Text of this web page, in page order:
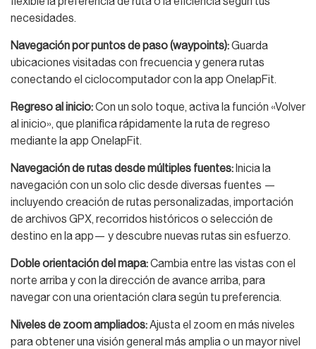
necesidades.
Navegación por puntos de paso (waypoints):Guarda
ubicaciones visitadas con frecuencia y genera rutas
conectando el ciclocomputador con la app OnelapFit.
Regreso al inicio:Con un solo toque, activa la función «Volver
al inicio», que planifica rápidamente la ruta de regreso
mediante la app OnelapFit.
Navegación de rutas desde múltiples fuentes:Inicia la
navegación con un solo clic desde diversas fuentes —
incluyendo creación de rutas personalizadas, importación
de archivos GPX, recorridos históricos o selección de
destino en la app— y descubre nuevas rutas sin esfuerzo.
Doble orientación del mapa:Cambia entre las vistas con el
norte arriba y con la dirección de avance arriba, para
navegar con una orientación clara según tu preferencia.
Niveles de zoom ampliados:Ajusta el zoom en más niveles
para obtener una visión general más amplia o un mayor nivel